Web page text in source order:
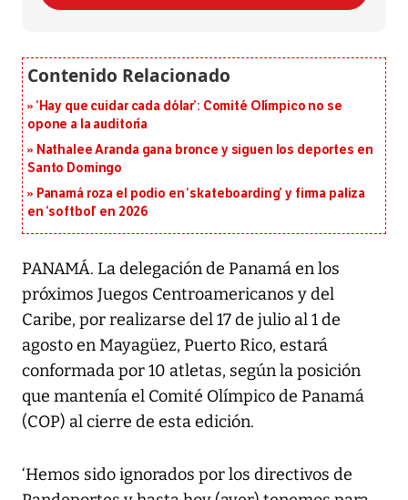
‘Hay que cuidar cada dólar’: Comité Olímpico no se
opone a la auditoría
Nathalee Aranda gana bronce y siguen los deportes en
Santo Domingo
Panamá roza el podio en ‘skateboarding’ y firma paliza
en ‘softbol’ en 2026
PANAMÁ. La delegación de Panamá en los
próximos Juegos Centroamericanos y del
Caribe, por realizarse del 17 de julio al 1 de
agosto en Mayagüez, Puerto Rico, estará
conformada por 10 atletas, según la posición
que mantenía el Comité Olímpico de Panamá
(COP) al cierre de esta edición.
‘Hemos sido ignorados por los directivos de